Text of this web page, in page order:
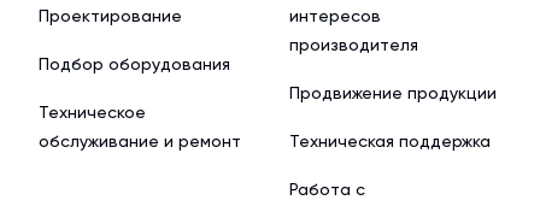
Проектирование
Подбор оборудования
Техническое
обслуживание и ремонт
интересов
производителя
Продвижение продукции
Техническая поддержка
Работа с